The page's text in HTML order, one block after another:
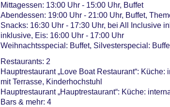
Mittagessen: 13:00 Uhr - 15:00 Uhr, Buffet
Abendessen: 19:00 Uhr - 21:00 Uhr, Buffet,
Snacks: 16:30 Uhr - 17:30 Uhr, bei All Inclusive
inklusive, Eis: 16:00 Uhr - 17:00 Uhr
Weihnachtsspecial: Buffet, Silvesterspecial:
Restaurants: 2
Hauptrestaurant „Love Boat Restaurant“:
mit Terrasse, Kinderhochstuhl
Hauptrestaurant „Hauptrestaurant“: Küche:
Bars & mehr: 4